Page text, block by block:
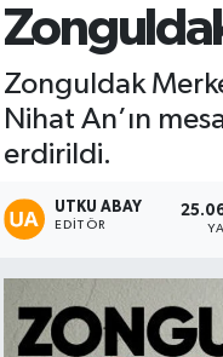
Zonguldak
Nihat An’ın
erdirildi.
UTKU ABAY
EDITÖR
Trafik Yoğunluk
ve Fikstür
Haberleri